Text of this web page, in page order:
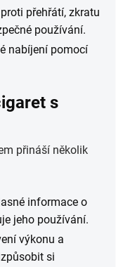
přehřátí, zkratu
používání.
nabíjení pomocí
s
přináší několik
informace o
jeho používání.
výkonu a
si